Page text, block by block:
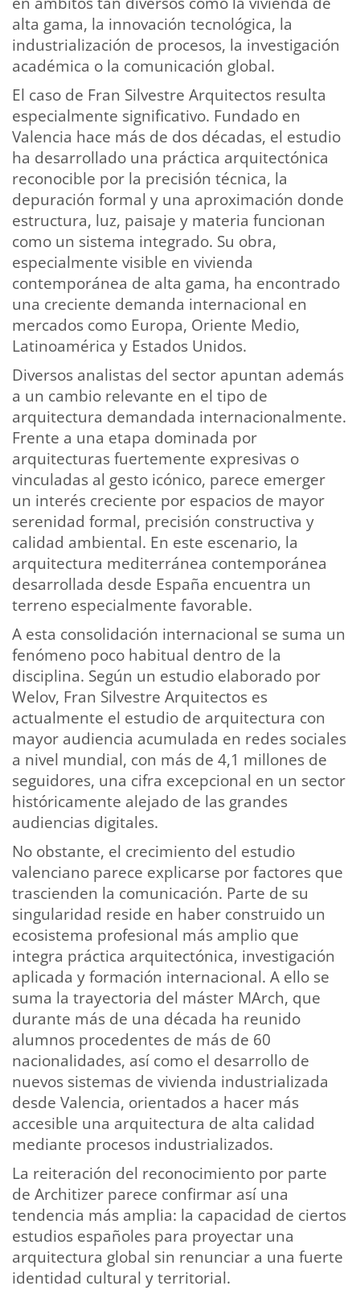
alta gama, la innovación tecnológica, la
industrialización de procesos, la investigación
académica o la comunicación global.
El caso de Fran Silvestre Arquitectos resulta
especialmente significativo. Fundado en
Valencia hace más de dos décadas, el estudio
ha desarrollado una práctica arquitectónica
reconocible por la precisión técnica, la
depuración formal y una aproximación donde
estructura, luz, paisaje y materia funcionan
como un sistema integrado. Su obra,
especialmente visible en vivienda
contemporánea de alta gama, ha encontrado
una creciente demanda internacional en
mercados como Europa, Oriente Medio,
Latinoamérica y Estados Unidos.
Diversos analistas del sector apuntan además
a un cambio relevante en el tipo de
arquitectura demandada internacionalmente.
Frente a una etapa dominada por
arquitecturas fuertemente expresivas o
vinculadas al gesto icónico, parece emerger
un interés creciente por espacios de mayor
serenidad formal, precisión constructiva y
calidad ambiental. En este escenario, la
arquitectura mediterránea contemporánea
desarrollada desde España encuentra un
terreno especialmente favorable.
A esta consolidación internacional se suma un
fenómeno poco habitual dentro de la
disciplina. Según un estudio elaborado por
Welov, Fran Silvestre Arquitectos es
actualmente el estudio de arquitectura con
mayor audiencia acumulada en redes sociales
a nivel mundial, con más de 4,1 millones de
seguidores, una cifra excepcional en un sector
históricamente alejado de las grandes
audiencias digitales.
No obstante, el crecimiento del estudio
valenciano parece explicarse por factores que
trascienden la comunicación. Parte de su
singularidad reside en haber construido un
ecosistema profesional más amplio que
integra práctica arquitectónica, investigación
aplicada y formación internacional. A ello se
suma la trayectoria del máster MArch, que
durante más de una década ha reunido
alumnos procedentes de más de 60
nacionalidades, así como el desarrollo de
nuevos sistemas de vivienda industrializada
desde Valencia, orientados a hacer más
accesible una arquitectura de alta calidad
mediante procesos industrializados.
La reiteración del reconocimiento por parte
de Architizer parece confirmar así una
tendencia más amplia: la capacidad de ciertos
estudios españoles para proyectar una
arquitectura global sin renunciar a una fuerte
identidad cultural y territorial.